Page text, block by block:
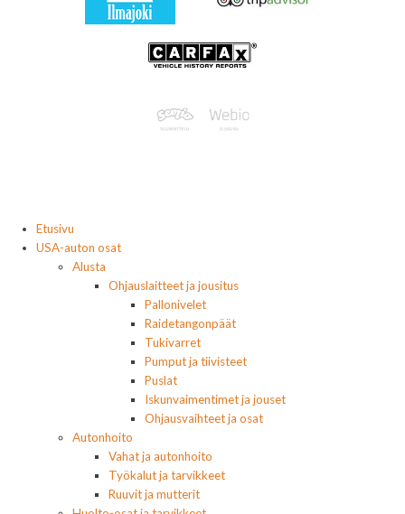
Etusivu
USA-auton osat
Alusta
Ohjauslaitteet ja jousitus
Pallonivelet
Raidetangonpäät
Tukivarret
Pumput ja tiivisteet
Puslat
Iskunvaimentimet ja jouset
Ohjausvaihteet ja osat
Autonhoito
Vahat ja autonhoito
Työkalut ja tarvikkeet
Ruuvit ja mutterit